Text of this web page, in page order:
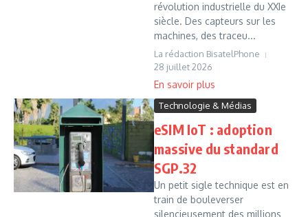
révolution industrielle du XXIe
siècle. Des capteurs sur les
machines, des traceu...
La rédaction BisatelPhone
28 juillet 2026
Technologie & Médias
eSIM IoT : adoption
massive du standard
SGP.32
Un petit sigle technique est en
train de bouleverser
silencieusement des millions